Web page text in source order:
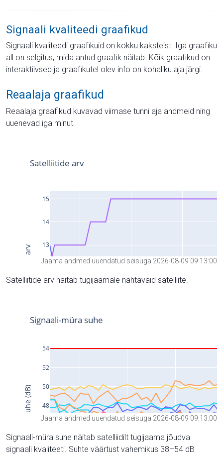
Signaali kvaliteedi graafikud
Signaali kvaliteedi graafikuid on kokku kaksteist. Iga graafiku
all on selgitus, mida antud graafik näitab. Kõik graafikud on
interaktiivsed ja graafikutel olev info on kohaliku aja järgi.
Reaalaja graafikud
Reaalaja graafikud kuvavad viimase tunni aja andmeid ning
uuenevad iga minut.
Jaama andmed uuendatud seisuga 2026-08-09 09:13:00
Satelliitide arv näitab tugijaamale nähtavaid satelliite.
Jaama andmed uuendatud seisuga 2026-08-09 09:13:00
Signaali-müra suhe näitab satelliidilt tugijaama jõudva
signaali kvaliteeti. Suhte väärtust vahemikus 38–54 dB